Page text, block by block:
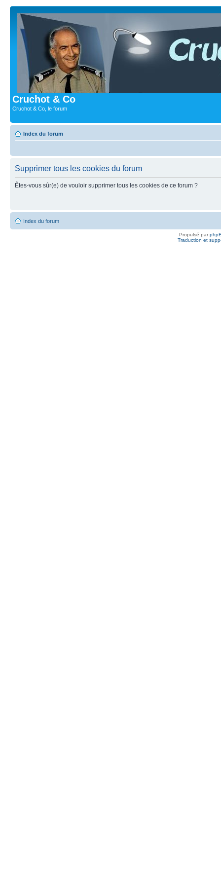
Cruchot & Co
Cruchot & Co, le forum
Index du forum
Supprimer tous les cookies du forum
Êtes-vous sûr(e) de vouloir supprimer tous les cookies de ce forum ?
Index du forum
Propulsé par
Traduction et